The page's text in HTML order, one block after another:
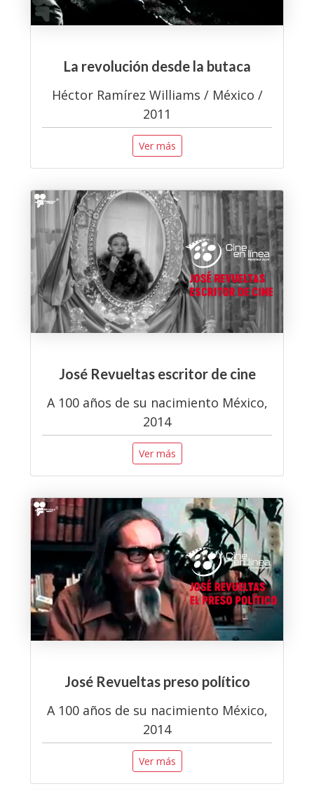
La revolución desde la butaca
Héctor Ramírez Williams / México /
2011
Ver más
José Revueltas escritor de cine
A 100 años de su nacimiento México,
2014
Ver más
José Revueltas preso político
A 100 años de su nacimiento México,
2014
Ver más